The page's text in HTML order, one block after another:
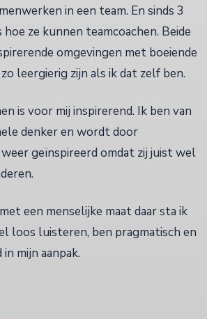
in een team. En sinds 3
hoe ze kunnen teamcoachen. Beide
omgevingen met boeiende
leergierig zijn als ik dat zelf ben.
is voor mij inspirerend. Ik ben van
denker en wordt door
geïnspireerd omdat zij juist wel
een menselijke maat daar sta ik
loos luisteren, ben pragmatisch en
mijn aanpak.